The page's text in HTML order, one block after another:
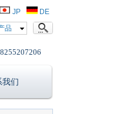
JP
DE
品
我们